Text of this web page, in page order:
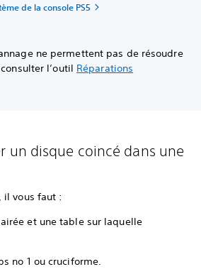
de la console PS5
ne permettent pas de résoudre
l’outil Réparations
un disque coincé dans une
il vous faut :
et une table sur laquelle
no 1 ou cruciforme.